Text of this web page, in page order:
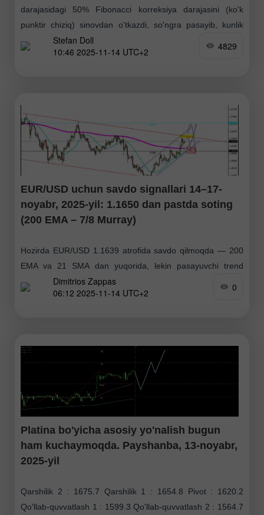
darajasidagi 50% Fibonaсci korreksiya darajasini (ko'k
punktir chiziq) sinovdan o'tkazdi, so'ngra pasayib, kunlik
shamni 1.1632 da yopdi. Bugun ham narx yuqoriga
harakatlanishni davom ettirishi
Stefan Doll
10:46 2025-11-14 UTC+2
4829
EUR/USD uchun savdo signallari 14–17-
noyabr, 2025-yil: 1.1650 dan pastda soting
(200 EMA – 7/8 Murray)
Hozirda EUR/USD 1.1639 atrofida savdo qilmoqda — 200
EMA va 21 SMA dan yuqorida, lekin pasayuvchi trend
kanalida. Yaqqin soatlarda yevro 1.1650 darajasidagi kuchli
qarshilik zonasiga yetishi mumkin. Agar ushbu
Dimitrios Zappas
06:12 2025-11-14 UTC+2
0
Platina bo'yicha asosiy yo'nalish bugun
ham kuchaymoqda. Payshanba, 13-noyabr,
2025-yil
Qarshilik 2 : 1675.7 Qarshilik 1 : 1654.8 Pivot : 1620.2
Qo'llab-quvvatlash 1 : 1599.3 Qo'llab-quvvatlash 2 : 1564.7